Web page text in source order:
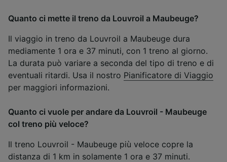
Quanto ci mette il treno da Louvroil a Maubeuge?
Il viaggio in treno da Louvroil a Maubeuge dura
mediamente 1 ora e 37 minuti, con 1 treno al giorno.
La durata può variare a seconda del tipo di treno e di
eventuali ritardi. Usa il nostro Pianificatore di Viaggio
per maggiori informazioni.
Quanto ci vuole per andare da Louvroil - Maubeuge
col treno più veloce?
Il treno Louvroil - Maubeuge più veloce copre la
distanza di 1 km in solamente 1 ora e 37 minuti.